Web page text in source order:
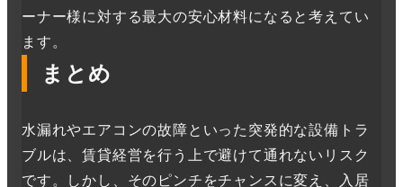
ーナー様に対する最大の安心材料になると考えてい
ます。
まとめ
水漏れやエアコンの故障といった突発的な設備トラ
ブルは、賃貸経営を行う上で避けて通れないリスク
です。しかし、そのピンチをチャンスに変え、入居